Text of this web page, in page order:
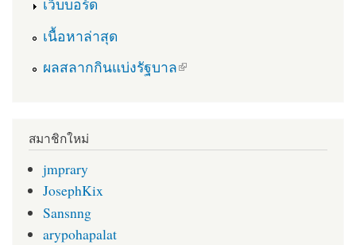
เว็บบอร์ด
เนื้อหาล่าสุด
ผลสลากกินแบ่งรัฐบาล
(link is external)
สมาชิกใหม่
jmprary
JosephKix
Sansnng
arypohapalat